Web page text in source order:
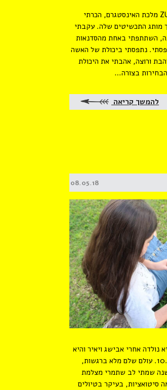
את זהר נתיב גולן, הלוא היא ZURA מלכת האינסטגרם, הכרתי
מותג התכשיטים שלה. עקבתי
השתתפתי באחת מהסדנאות
נתפסתי ביכולת של האשה
ורוצה, אהבתי את היכולת
בצורה…
להמשך קריאה
Posted
on
08.05.18
אחרי אבישג ויאיר והיא
אחות גדולה של גלעד. תמר בת 10.5. עולם שלם מלא ברגשות,
שמתי לב שתמרי מצלמת
סיטואציות, בעיקר בטיולים